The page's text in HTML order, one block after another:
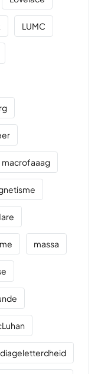
LUMC
macrofaaag
massa